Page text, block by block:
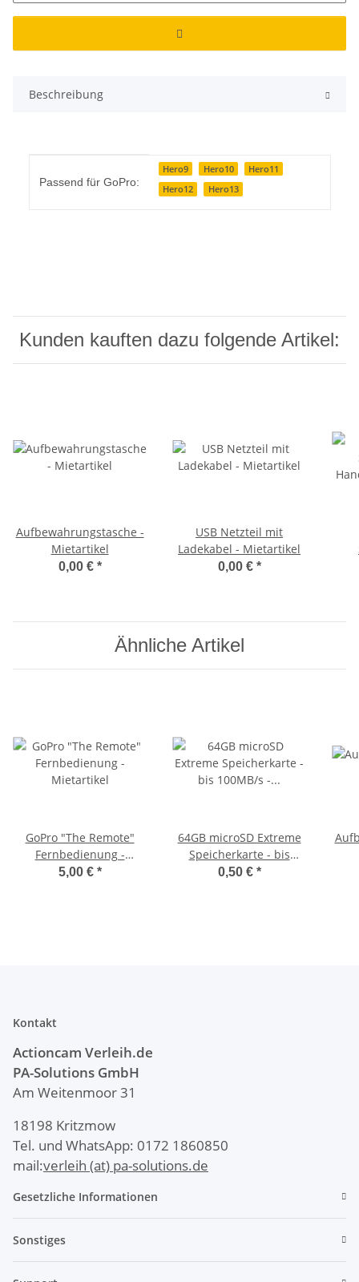
Beschreibung
Passend für GoPro:
Hero9 Hero10
Hero11
Hero12
Hero13
Kunden kauften dazu folgende Artikel:
Aufbewahrungstasche -
Mietartikel
0,00 € *
USB Netzteil mit
Ladekabel - Mietartikel
0,00 € *
Ähnliche Artikel
GoPro "The Remote"
Fernbedienung -
Mietartikel
5,00 € *
64GB microSD Extreme
Speicherkarte - bis
100MB/s - Mietartikel
0,50 € *
Kontakt
Actioncam Verleih.de
PA-Solutions GmbH
Am Weitenmoor 31
18198 Kritzmow
Tel. und WhatsApp: 0172 1860850
mail:verleih (at) pa-solutions.de
Gesetzliche Informationen
Sonstiges